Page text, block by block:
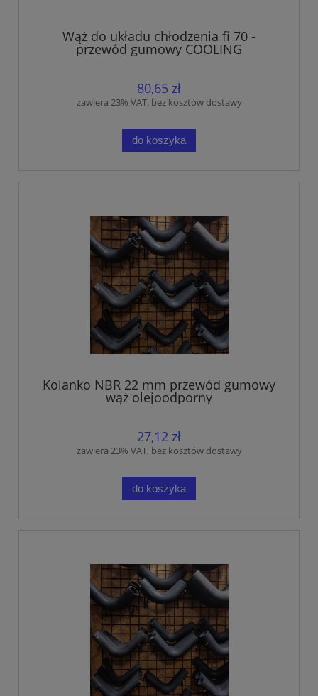
Wąż do układu chłodzenia fi 70 -
przewód gumowy COOLING
80,65 zł
zawiera 23% VAT, bez kosztów dostawy
do koszyka
Kolanko NBR 22 mm przewód gumowy
wąż olejoodporny
27,12 zł
zawiera 23% VAT, bez kosztów dostawy
do koszyka